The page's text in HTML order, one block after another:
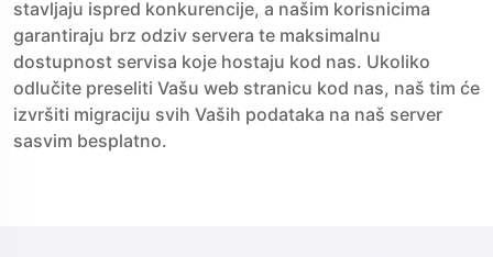
stavljaju ispred konkurencije, a našim korisnicima
garantiraju brz odziv servera te maksimalnu
dostupnost servisa koje hostaju kod nas. Ukoliko
odlučite preseliti Vašu web stranicu kod nas, naš tim će
izvršiti migraciju svih Vaših podataka na naš server
sasvim besplatno.